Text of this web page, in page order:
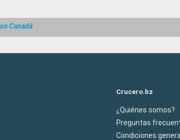
Canadá
Crucero.bz
¿Quiénes somos?
Preguntas
Condiciones